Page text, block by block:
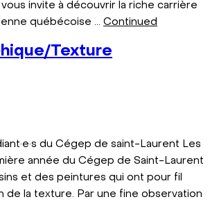
invite à découvrir la riche carrière
québécoise … Continued
Texture
du Cégep de saint-Laurent Les
année du Cégep de Saint-Laurent
et des peintures qui ont pour fil
de la texture. Par une fine observation